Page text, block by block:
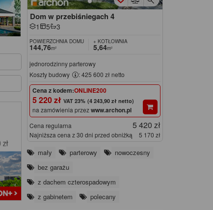
Dom w przebiśniegach 4
1 5 3
POWIERZCHNIA DOMU
144,76m²
+ KOTŁOWNIA
5,64m²
jednorodzinny parterowy
Koszty budowy
: 425 600 zł netto
Cena z kodem:ONLINE200
5 220 zł (4 243,90 zł netto)
na zamówienia przezwww.archon.pl
Cena regularna 5 420 zł
Najniższa cena z 30 dni przed obniżką 5 170 zł
mały parterowy
nowoczesny
bez garażu
z dachem czterospadowym
z gabinetem
polecany